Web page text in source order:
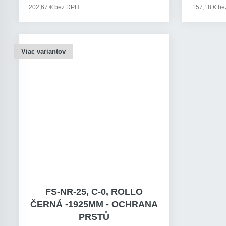
202,67 € bez DPH
157,18 €
Viac variantov
FS-NR-25, C-0, ROLLO
ČERNÁ -1925MM - OCHRANA
PRSTŮ